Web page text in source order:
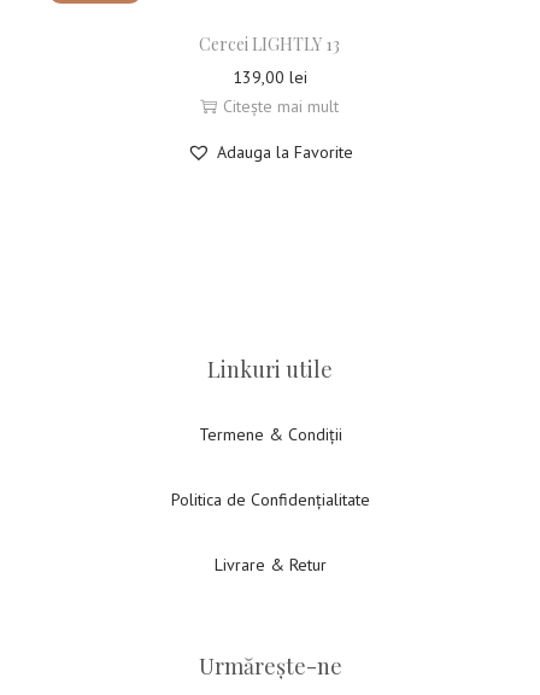
Cercei LIGHTLY 13
139,00 lei
Citește mai mult
Adauga la Favorite
Linkuri utile
Termene & Condiții
Politica de Confidențialitate
Livrare & Retur
Urmărește-ne